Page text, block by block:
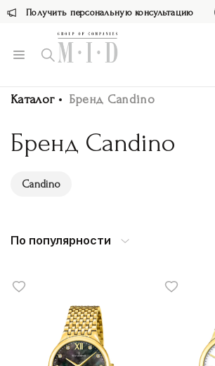
Получить персональную консультацию
Каталог Бренд Candino
Бренд Candino
Candino
По популярности